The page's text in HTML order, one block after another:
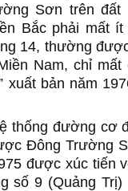
Sơn trên đất
Bắc phải mất
14, thường
Nam, chỉ mất
xuất bản năm
thống đường cơ
Đông Trường
được xúc tiến
số 9 (Quảng Trị)